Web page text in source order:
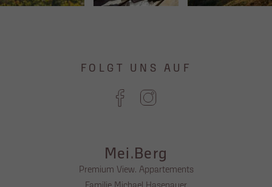
FOLGT UNS AUF
Mei.Berg
Premium View. Appartements